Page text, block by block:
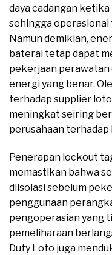
daya cadangan
sehingga
Namun demikian,
baterai tetap dapat
pekerjaan
energi yang benar.
terhadap supplier
meningkat seiring
perusahaan
Penerapan lockout
memastikan bahwa
diisolasi sebelum
penggunaan
pengoperasian yang
pemeliharaan
Duty Loto juga